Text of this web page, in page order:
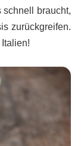
schnell braucht,
zurückgreifen.